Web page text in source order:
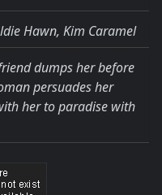
Hawn, Kim Caramel
dumps her before
persuades her
her to paradise with